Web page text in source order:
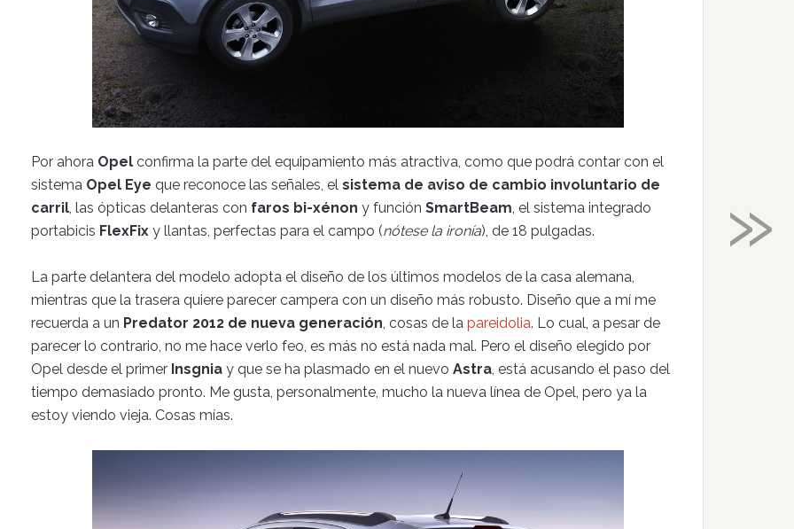
Por ahora Opel confirma la parte del equipamiento más atractiva, como que podrá contar con el
sistema Opel Eye que reconoce las señales, el sistema de aviso de cambio involuntario de
carril, las ópticas delanteras con faros bi-xénon y función SmartBeam, el sistema integrado
portabicis FlexFix y llantas, perfectas para el campo (nótese la ironía), de 18 pulgadas.
La parte delantera del modelo adopta el diseño de los últimos modelos de la casa alemana,
mientras que la trasera quiere parecer campera con un diseño más robusto. Diseño que a mí me
recuerda a un Predator 2012 de nueva generación, cosas de la pareidolia. Lo cual, a pesar de
parecer lo contrario, no me hace verlo feo, es más no está nada mal. Pero el diseño elegido por
Opel desde el primer Insgnia y que se ha plasmado en el nuevo Astra, está acusando el paso del
tiempo demasiado pronto. Me gusta, personalmente, mucho la nueva línea de Opel, pero ya la
estoy viendo vieja. Cosas mías.
»